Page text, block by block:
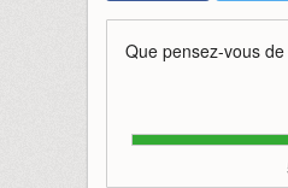
Que pensez-vous de